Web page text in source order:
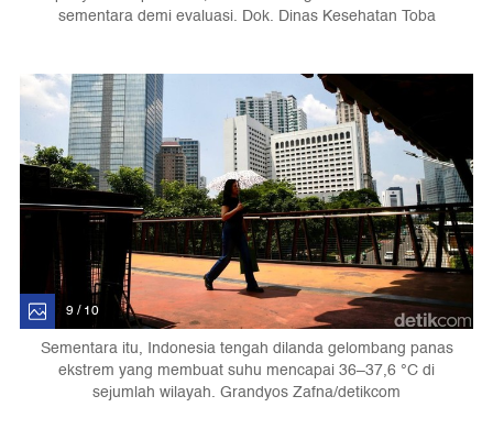
sementara demi evaluasi. Dok. Dinas Kesehatan Toba
9 / 10
Sementara itu, Indonesia tengah dilanda gelombang panas
ekstrem yang membuat suhu mencapai 36–37,6 °C di
sejumlah wilayah. Grandyos Zafna/detikcom